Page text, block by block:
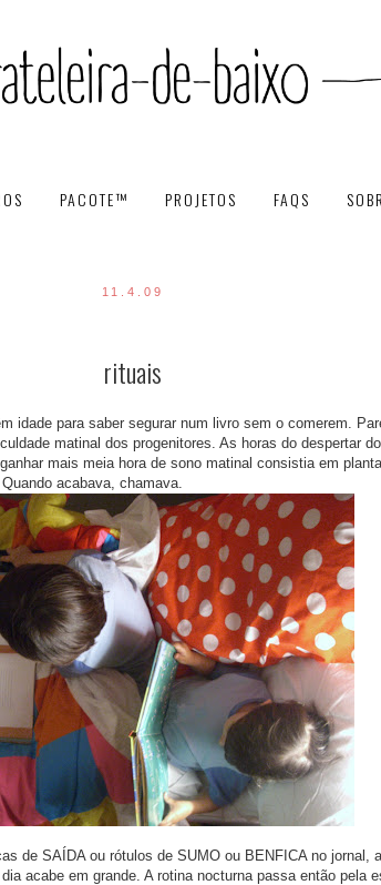
PACOTE™ PROJETOS FAQS
11.4.09
rituais
idade para saber segurar num livro sem o comerem.
matinal dos progenitores. As horas do despertar
mais meia hora de sono matinal consistia em
acabava, chamava.
de SAÍDA ou rótulos de SUMO ou BENFICA no jornal,
acabe em grande. A rotina nocturna passa então pela